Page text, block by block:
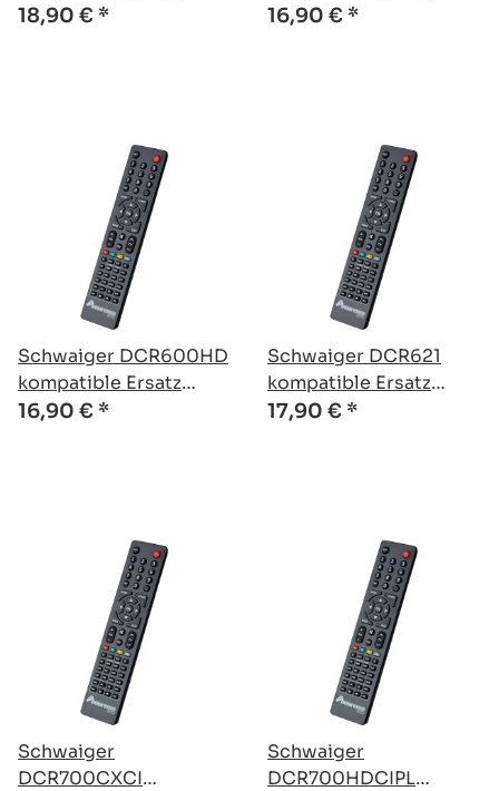
Fernbedienung
18,90 € *
Fernbedienung
16,90 € *
Schwaiger DCR600HD
kompatible Ersatz
Fernbedienung
16,90 € *
Schwaiger DCR621
kompatible Ersatz
Fernbedienung
17,90 € *
Schwaiger
DCR700CXCI
Schwaiger
DCR700HDCIPL